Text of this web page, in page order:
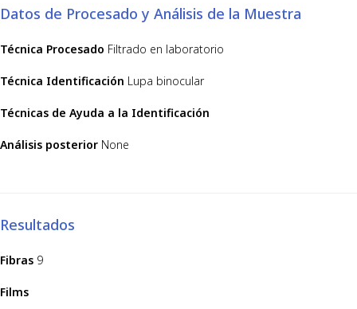
Datos de Procesado y Análisis de la Muestra
Técnica Procesado Filtrado en laboratorio
Técnica Identificación Lupa binocular
Técnicas de Ayuda a la Identificación
Análisis posterior None
Resultados
Fibras 9
Films